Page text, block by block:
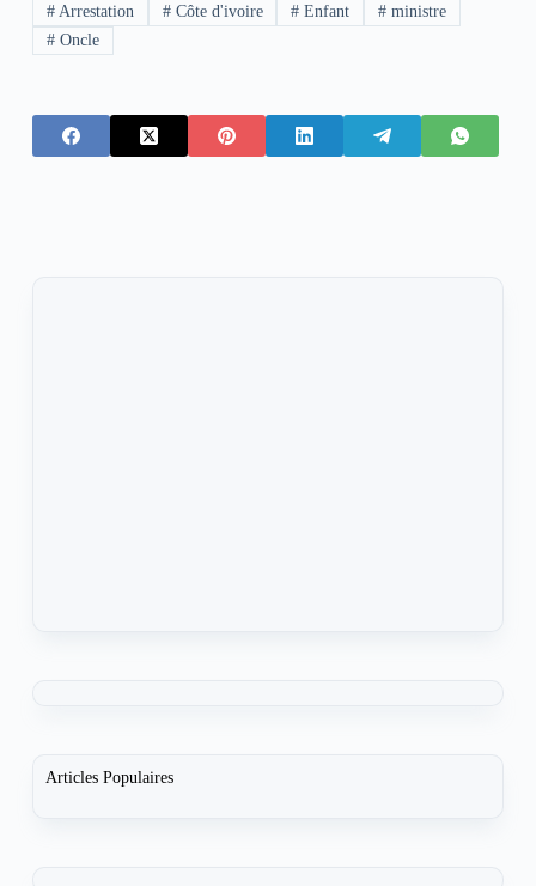
#Arrestation #Côte d'ivoire # Enfant # ministre
#Oncle
Articles Populaires